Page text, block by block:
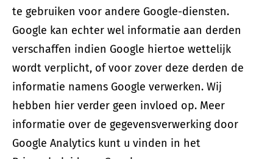
te gebruiken voor andere Google-diensten.
Google kan echter wel informatie aan derden
verschaffen indien Google hiertoe wettelijk
wordt verplicht, of voor zover deze derden de
informatie namens Google verwerken. Wij
hebben hier verder geen invloed op. Meer
informatie over de gegevensverwerking door
Google Analytics kunt u vinden in het